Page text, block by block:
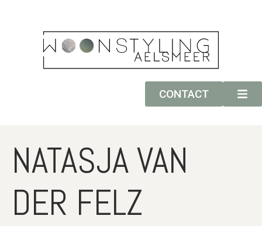
CONTACT
NATASJA VAN
DER FELZ